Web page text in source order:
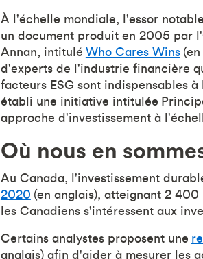
À l'échelle mondiale, l'essor
un document produit en 2005 par
Annan, intitulé Who Cares Wins(en
d'experts de l'industrie financière
facteurs ESG sont indispensables
établi une initiative intitulée
approche d'investissement à
Où nous en
Au Canada, l'investissement
2020 (en anglais), atteignant 2
les Canadiens s'intéressent aux
Certains analystes proposent une
anglais) afin d'aider à mesurer les